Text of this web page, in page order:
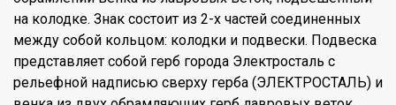
на колодке. Знак состоит из 2-х частей соединенных
между собой кольцом: колодки и подвески. Подвеска
представляет собой герб города Электросталь с
рельефной надписью сверху герба (ЭЛЕКТРОСТАЛЬ) и